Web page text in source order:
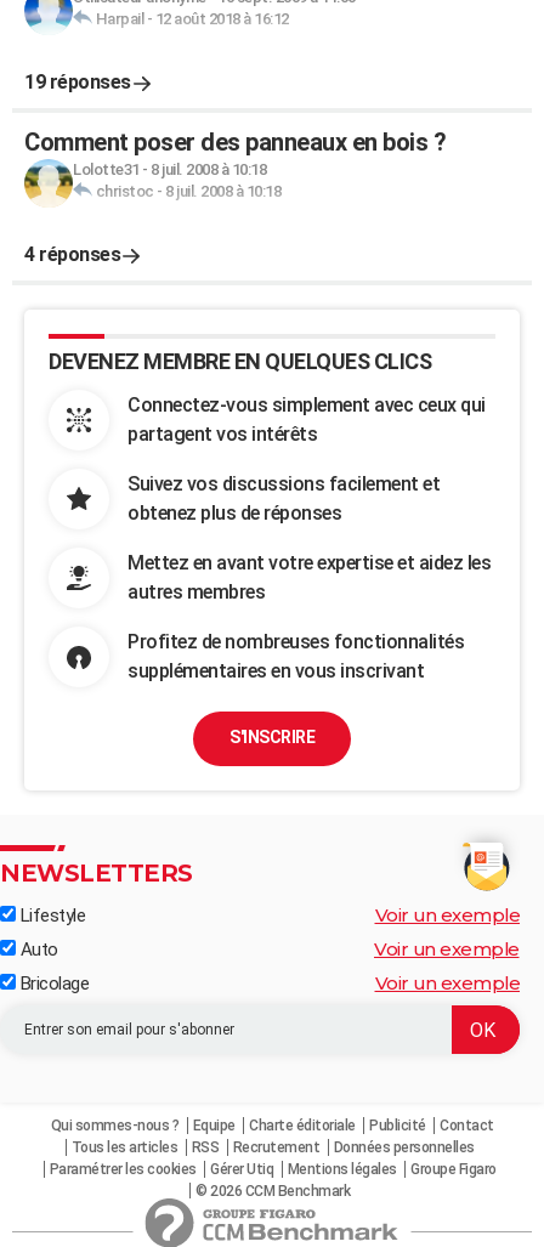
Harpail - 12 août 2018 à 16:12
19 réponses
Comment poser des panneaux en bois ?
Lolotte31 - 8 juil. 2008 à 10:18
christoc - 8 juil. 2008 à 10:18
4 réponses
DEVENEZ MEMBRE EN QUELQUES CLICS
Connectez-vous simplement avec ceux qui
partagent vos intérêts
Suivez vos discussions facilement et
obtenez plus de réponses
Mettez en avant votre expertise et aidez les
autres membres
Profitez de nombreuses fonctionnalités
supplémentaires en vous inscrivant
S'INSCRIRE
NEWSLETTERS
Lifestyle Voir un exemple
Auto Voir un exemple
Bricolage Voir un exemple
Qui sommes-nous ? Equipe Charte éditoriale Publicité
Contact
Tous les articles
RSS Recrutement
Données personnelles
Paramétrer les cookies
Gérer Utiq Mentions légales
Groupe Figaro
© 2026 CCM Benchmark